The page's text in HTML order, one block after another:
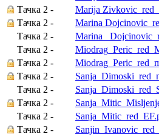
Тачка 2 -
Marija
Тачка 2 -
Marina
Тачка 2 -
Marina_
Тачка 2 -
Тачка 2 -
Тачка 2 -
Тачка 2 -
Тачка 2 -
Тачка 2 -
Тачка 2 -